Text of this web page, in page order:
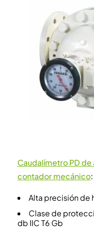
Caudalímetro PD
contador mecánico:
Alta precisión de
Clase de
db IIC T6 Gb